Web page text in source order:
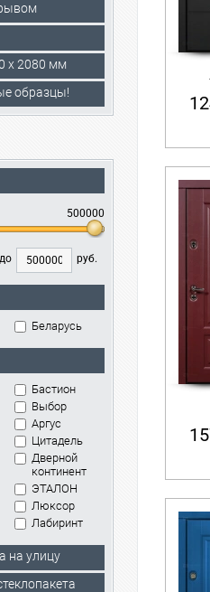
х 2080 мм
образцы!
500000
до руб.
Беларусь
Бастион
Выбор
Аргус
Цитадель
Дверной
континент
ЭТАЛОН
Люксор
Лабиринт
на улицу